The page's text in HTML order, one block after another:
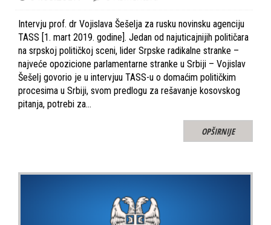
Intervju prof. dr Vojislava Šešelja za rusku novinsku agenciju
TASS [1. mart 2019. godine]. Jedan od najuticajnijih političara
na srpskoj političkoj sceni, lider Srpske radikalne stranke –
najveće opozicione parlamentarne stranke u Srbiji – Vojislav
Šešelj govorio je u intervjuu TASS-u o domaćim političkim
procesima u Srbiji, svom predlogu za rešavanje kosovskog
pitanja, potrebi za…
OPŠIRNIJE